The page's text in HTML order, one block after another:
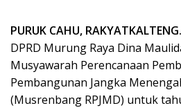
PURUK CAHU,
DPRD Murung Raya Dina
Musyawarah Perencanaan
Pembangunan Jangka
(Musrenbang RPJMD) untuk